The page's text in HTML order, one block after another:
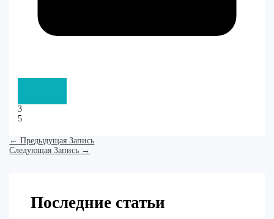
3
5
← Предыдущая Запись
Следующая Запись →
Последние статьи